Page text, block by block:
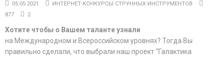
05.05.2021
ИНТЕРНЕТ-КОНКУРСЫ СТРУННЫХ ИНСТРУМЕНТОВ
877
2
Хотите чтобы о Вашем таланте узнали
на Международном и Всероссийском уровнях? Тогда Вы
правильно сделали, что выбрали наш проект “Галактика